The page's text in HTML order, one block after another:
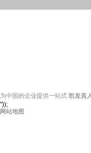
为中国的企业提供一站式 凯发真
"));
网站地图